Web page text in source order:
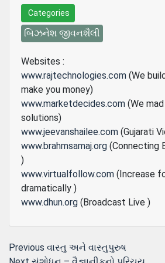
Categories
બિઝનેશ જીવનશૈલી
Websites :
www.rajtechnologies.com (We
make you money)
www.marketdecides.com (We
solutions)
www.jeevanshailee.com (Gujarati
www.brahmsamaj.org (Connecting
)
www.virtualfollow.com (Increase
dramatically )
www.dhun.org (Broadcast Live )
Post
Previous Previous
વાસ્‍તુ અને વાસ્‍તુપુરુષ